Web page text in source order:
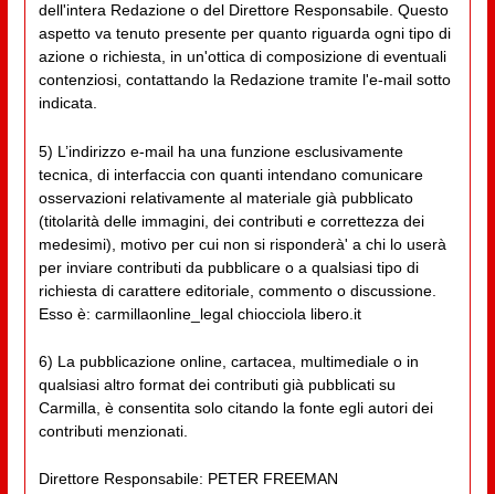
dell'intera Redazione o del Direttore Responsabile. Questo
aspetto va tenuto presente per quanto riguarda ogni tipo di
azione o richiesta, in un'ottica di composizione di eventuali
contenziosi, contattando la Redazione tramite l'e-mail sotto
indicata.
5) L’indirizzo e-mail ha una funzione esclusivamente
tecnica, di interfaccia con quanti intendano comunicare
osservazioni relativamente al materiale già pubblicato
(titolarità delle immagini, dei contributi e correttezza dei
medesimi), motivo per cui non si risponderà' a chi lo userà
per inviare contributi da pubblicare o a qualsiasi tipo di
richiesta di carattere editoriale, commento o discussione.
Esso è: carmillaonline_legal chiocciola libero.it
6) La pubblicazione online, cartacea, multimediale o in
qualsiasi altro format dei contributi già pubblicati su
Carmilla, è consentita solo citando la fonte egli autori dei
contributi menzionati.
Direttore Responsabile: PETER FREEMAN